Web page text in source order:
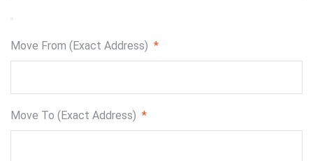
Move From (Exact Address) *
Move To (Exact Address) *